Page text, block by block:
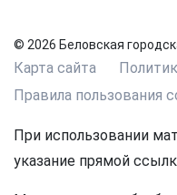
© 2026 Беловская
Карта сайта
Правила пользования
При использовании
указание прямой